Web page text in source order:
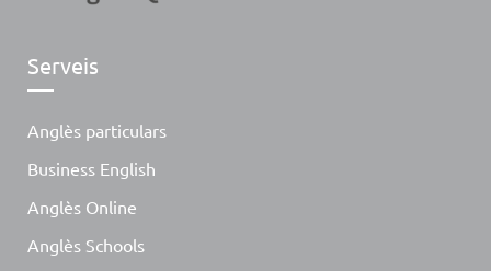
Serveis
Anglès particulars
Business English
Anglès Online
Anglès Schools